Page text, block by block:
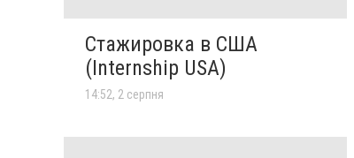
Стажировка в США
(Internship USA)
14:52, 2 серпня